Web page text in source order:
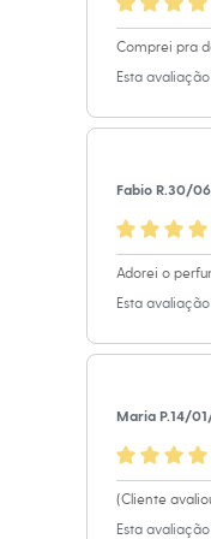
Sapatos
Sandálias e
Tênis
Moda
Bermudas
Calçados
Moda íntima
Cuecas
Meias
Pijamas
Moda praia
Personagens
Plus size
Camisas
Casacos e
Jeans
Moda
Shorts e
Todos os
Comprei pra
Esta
Fabio R.30/
Adorei o
Esta
Maria P.14/
(Cliente
Esta